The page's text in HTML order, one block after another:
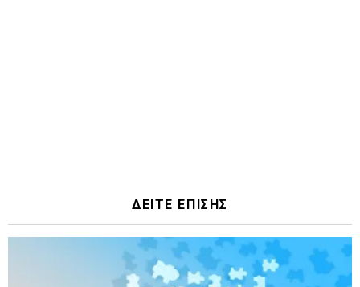
ΔΕΙΤΕ ΕΠΙΣΗΣ